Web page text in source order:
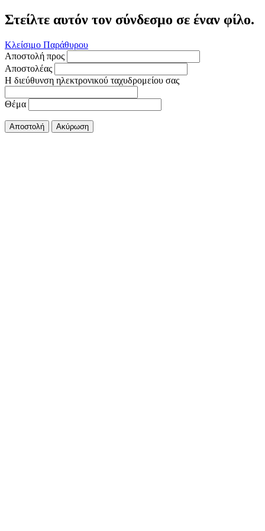
Στείλτε αυτόν τον σύνδεσμο σε έναν φίλο.
Κλείσιμο Παράθυρου
Αποστολή προς
Αποστολέας
Η διεύθυνση ηλεκτρονικού ταχυδρομείου σας
Θέμα
Αποστολή Ακύρωση